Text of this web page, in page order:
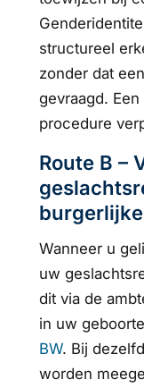
structureel
zonder dat
gevraagd.
procedure
Route B –
Wanneer u
uw
dit via de
in uw
BW. Bij
worden